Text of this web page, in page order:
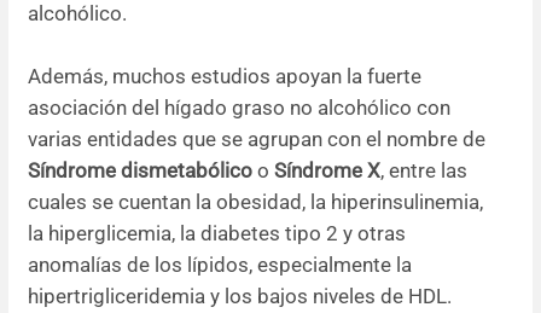
alcohólico.
Además, muchos estudios apoyan la fuerte
asociación del hígado graso no alcohólico con
varias entidades que se agrupan con el nombre de
Síndrome dismetabólico o Síndrome X, entre las
cuales se cuentan la obesidad, la hiperinsulinemia,
la hiperglicemia, la diabetes tipo 2 y otras
anomalías de los lípidos, especialmente la
hipertrigliceridemia y los bajos niveles de HDL.